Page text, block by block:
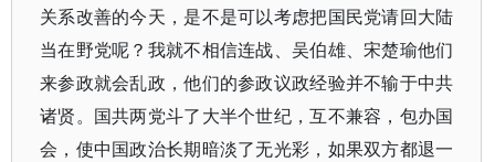
关系改善的今天，是不是可以考虑把国民党请回大陆
当在野党呢？我就不相信连战、吴伯雄、宋楚瑜他们
来参政就会乱政，他们的参政议政经验并不输于中共
诸贤。国共两党斗了大半个世纪，互不兼容，包办国
会，使中国政治长期暗淡了无光彩，如果双方都退一